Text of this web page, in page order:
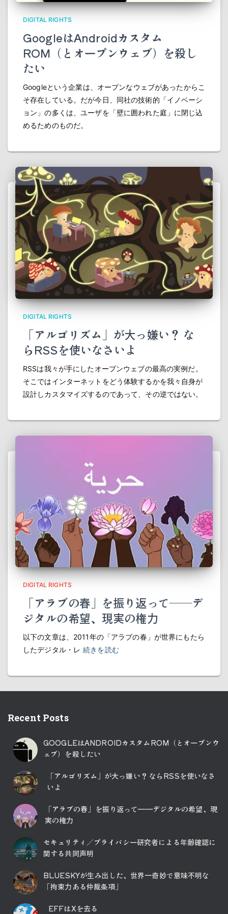
DIGITAL RIGHTS
GoogleはAndroidカスタム
ROM（とオープンウェブ）を殺し
たい
Googleという企業は、オープンなウェブがあったからこ
そ存在している。だが今日、同社の技術的「イノベーシ
ョン」の多くは、ユーザを「壁に囲われた庭」に閉じ込
めるためのものだ。
DIGITAL RIGHTS
「アルゴリズム」が大っ嫌い？ な
らRSSを使いなさいよ
RSSは我々が手にしたオープンウェブの最高の実例だ。
そこではインターネットをどう体験するかを我々自身が
設計しカスタマイズするのであって、その逆ではない。
DIGITAL RIGHTS
「アラブの春」を振り返って――デ
ジタルの希望、現実の権力
以下の文章は、2011年の「アラブの春」が世界にもたら
したデジタル・レ 続きを読む
Recent Posts
GOOGLEはANDROIDカスタムROM（とオープンウ
ェブ）を殺したい
「アルゴリズム」が大っ嫌い？ ならRSSを使いなさ
いよ
「アラブの春」を振り返って――デジタルの希望、現
実の権力
セキュリティ／プライバシー研究者による年齢確認に
関する共同声明
BLUESKYが生み出した、世界一奇妙で意味不明な
「拘束力ある仲裁条項」
EFFはXを去る